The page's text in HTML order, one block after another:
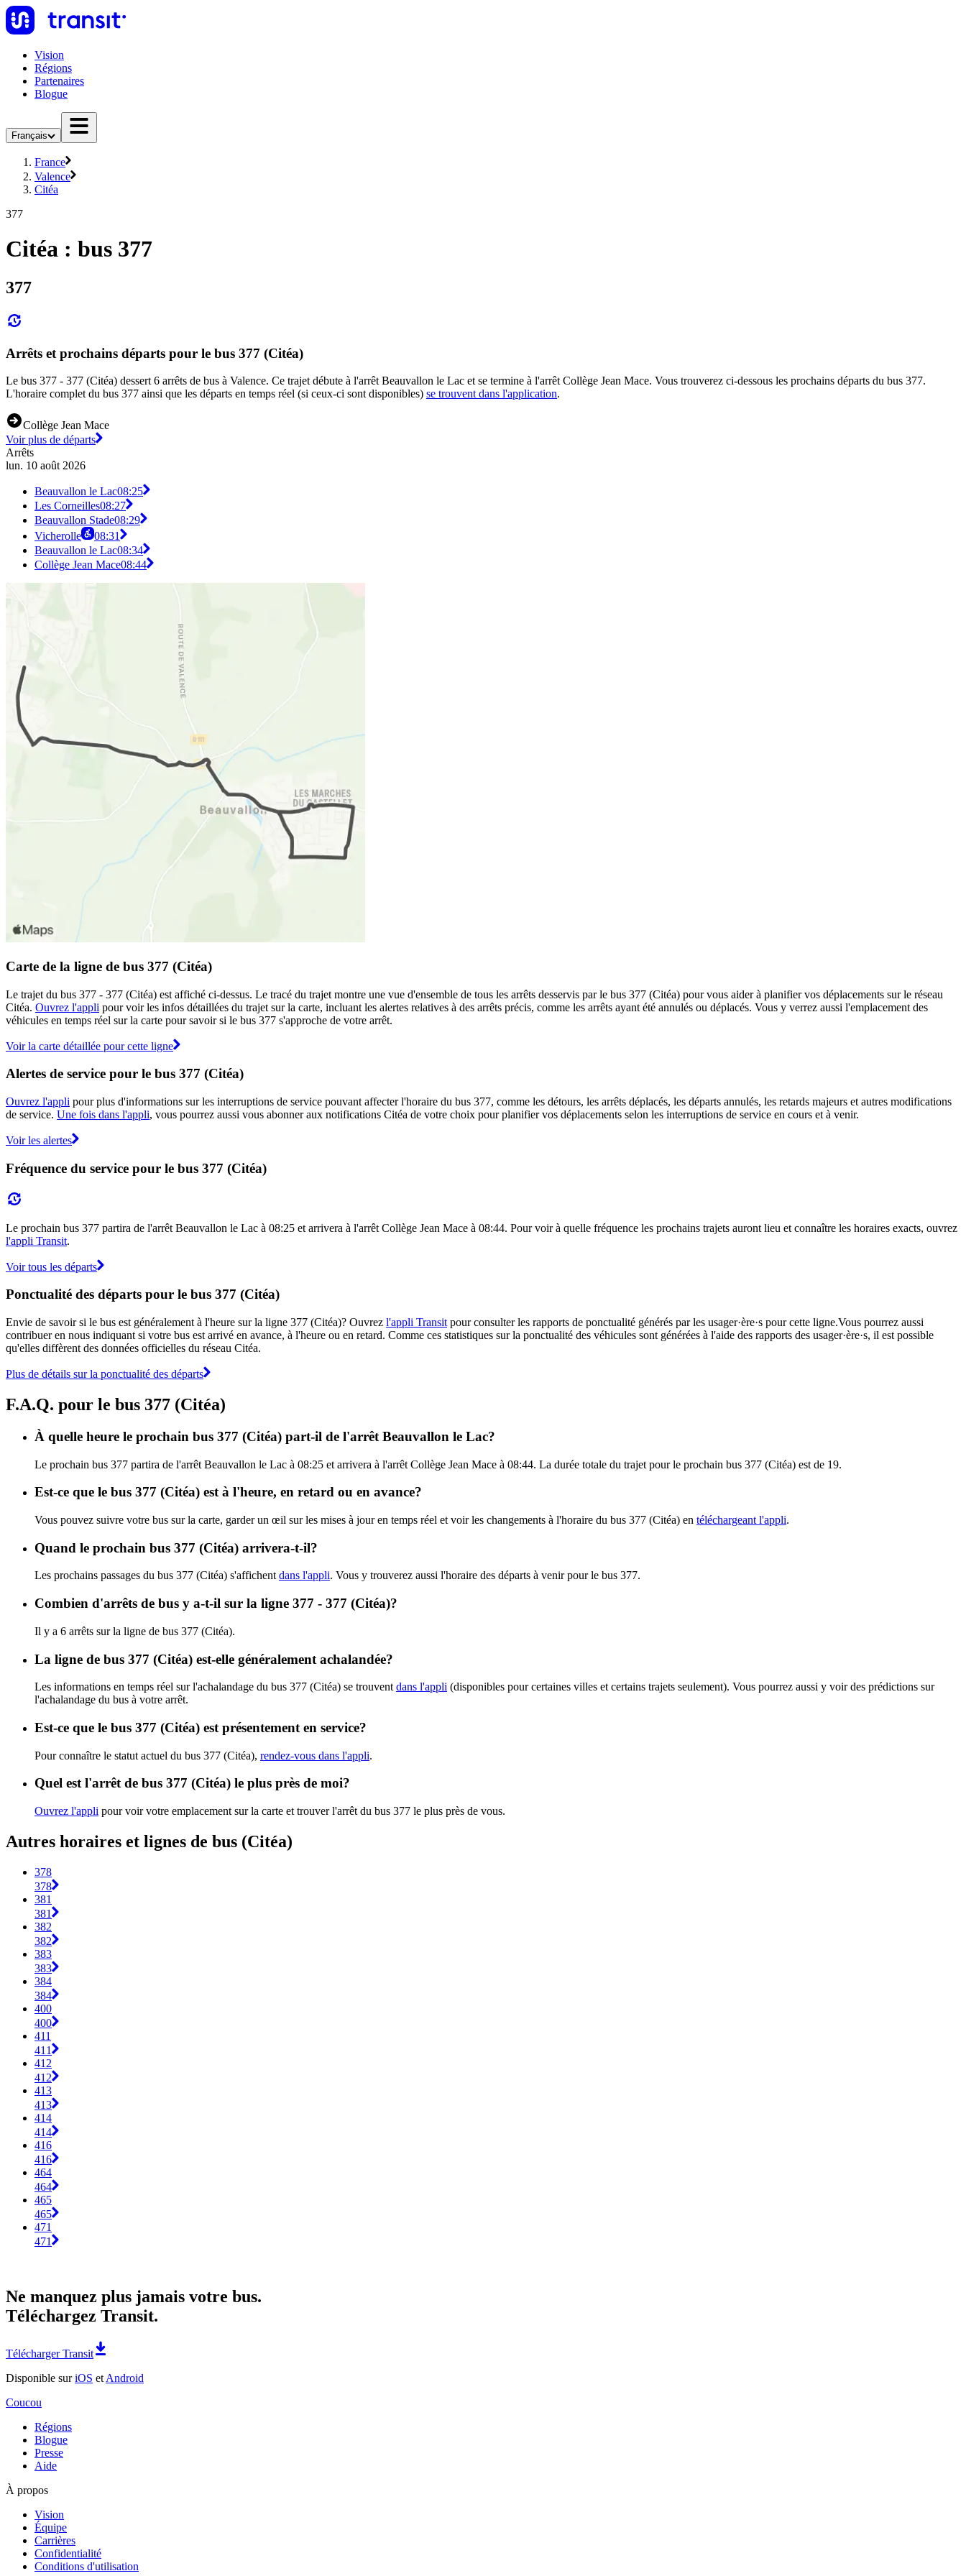
Vision
Régions
Partenaires
Blogue
Français
France
Valence
Citéa
377
Citéa : bus 377
377
Arrêts et prochains départs pour le bus 377 (Citéa)
Le bus 377 - 377 (Citéa) dessert 6 arrêts de bus à Valence. Ce trajet débute à l'arrêt Beauvallon le Lac et se termine à l'arrêt Collège Jean Mace. Vous trouverez ci-dessous les prochains départs du bus 377.
L'horaire complet du bus 377 ainsi que les départs en temps réel (si ceux-ci sont disponibles) se trouvent dans l'application.
Collège Jean Mace
Voir plus de départs
Arrêts
lun. 10 août 2026
Beauvallon le Lac08:25
Les Corneilles08:27
Beauvallon Stade08:29
Vicherolle
08:31
Beauvallon le Lac08:34
Collège Jean Mace08:44
Carte de la ligne de bus 377 (Citéa)
Le trajet du bus 377 - 377 (Citéa) est affiché ci-dessus. Le tracé du trajet montre une vue d'ensemble de tous les arrêts desservis par le bus 377 (Citéa) pour vous aider à planifier vos déplacements sur le réseau
Citéa. Ouvrez l'appli pour voir les infos détaillées du trajet sur la carte, incluant les alertes relatives à des arrêts précis, comme les arrêts ayant été annulés ou déplacés. Vous y verrez aussi l'emplacement des
véhicules en temps réel sur la carte pour savoir si le bus 377 s'approche de votre arrêt.
Voir la carte détaillée pour cette ligne
Alertes de service pour le bus 377 (Citéa)
Ouvrez l'appli pour plus d'informations sur les interruptions de service pouvant affecter l'horaire du bus 377, comme les détours, les arrêts déplacés, les départs annulés, les retards majeurs et autres modifications
de service. Une fois dans l'appli, vous pourrez aussi vous abonner aux notifications Citéa de votre choix pour planifier vos déplacements selon les interruptions de service en cours et à venir.
Voir les alertes
Fréquence du service pour le bus 377 (Citéa)
Le prochain bus 377 partira de l'arrêt Beauvallon le Lac à 08:25 et arrivera à l'arrêt Collège Jean Mace à 08:44. Pour voir à quelle fréquence les prochains trajets auront lieu et connaître les horaires exacts, ouvrez
l'appli Transit.
Voir tous les départs
Ponctualité des départs pour le bus 377 (Citéa)
Envie de savoir si le bus est généralement à l'heure sur la ligne 377 (Citéa)? Ouvrez l'appli Transit pour consulter les rapports de ponctualité générés par les usager·ère·s pour cette ligne.Vous pourrez aussi
contribuer en nous indiquant si votre bus est arrivé en avance, à l'heure ou en retard. Comme ces statistiques sur la ponctualité des véhicules sont générées à l'aide des rapports des usager·ère·s, il est possible
qu'elles diffèrent des données officielles du réseau Citéa.
Plus de détails sur la ponctualité des départs
F.A.Q. pour le bus 377 (Citéa)
À quelle heure le prochain bus 377 (Citéa) part-il de l'arrêt Beauvallon le Lac?
Le prochain bus 377 partira de l'arrêt Beauvallon le Lac à 08:25 et arrivera à l'arrêt Collège Jean Mace à 08:44. La durée totale du trajet pour le prochain bus 377 (Citéa) est de 19.
Est-ce que le bus 377 (Citéa) est à l'heure, en retard ou en avance?
Vous pouvez suivre votre bus sur la carte, garder un œil sur les mises à jour en temps réel et voir les changements à l'horaire du bus 377 (Citéa) en téléchargeant l'appli.
Quand le prochain bus 377 (Citéa) arrivera-t-il?
Les prochains passages du bus 377 (Citéa) s'affichent dans l'appli. Vous y trouverez aussi l'horaire des départs à venir pour le bus 377.
Combien d'arrêts de bus y a-t-il sur la ligne 377 - 377 (Citéa)?
Il y a 6 arrêts sur la ligne de bus 377 (Citéa).
La ligne de bus 377 (Citéa) est-elle généralement achalandée?
Les informations en temps réel sur l'achalandage du bus 377 (Citéa) se trouvent dans l'appli (disponibles pour certaines villes et certains trajets seulement). Vous pourrez aussi y voir des prédictions sur
l'achalandage du bus à votre arrêt.
Est-ce que le bus 377 (Citéa) est présentement en service?
Pour connaître le statut actuel du bus 377 (Citéa), rendez-vous dans l'appli.
Quel est l'arrêt de bus 377 (Citéa) le plus près de moi?
Ouvrez l'appli pour voir votre emplacement sur la carte et trouver l'arrêt du bus 377 le plus près de vous.
Autres horaires et lignes de bus (Citéa)
378
378
381
381
382
382
383
383
384
384
400
400
411
411
412
412
413
413
414
414
416
416
464
464
465
465
471
471
Ne manquez plus jamais votre bus.
Téléchargez Transit.
Télécharger Transit
Disponible suriOS et Android
Coucou
Régions
Blogue
Presse
Aide
À propos
Vision
Équipe
Carrières
Confidentialité
Conditions d'utilisation